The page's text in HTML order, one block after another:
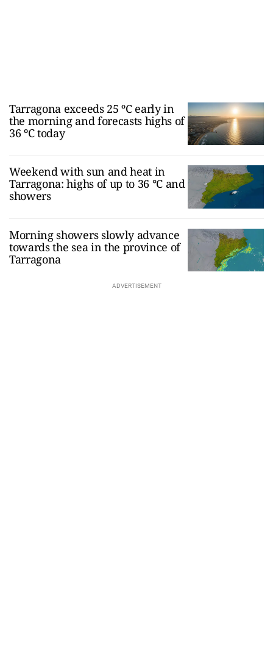
Tarragona exceeds 25 ºC early in
the morning and forecasts highs of
36 ºC today
Weekend with sun and heat in
Tarragona: highs of up to 36 °C and
showers
Morning showers slowly advance
towards the sea in the province of
Tarragona